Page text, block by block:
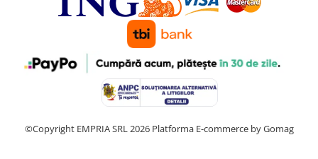
©Copyright EMPRIA SRL 2026 Platforma E-commerce by Gomag